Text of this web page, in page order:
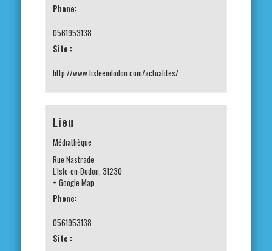
Phone:
0561953138
Site :
http://www.lisleendodon.com/actualites/
Lieu
Médiathèque
Rue Nastrade
L'Isle-en-Dodon, 31230
+ Google Map
Phone:
0561953138
Site :